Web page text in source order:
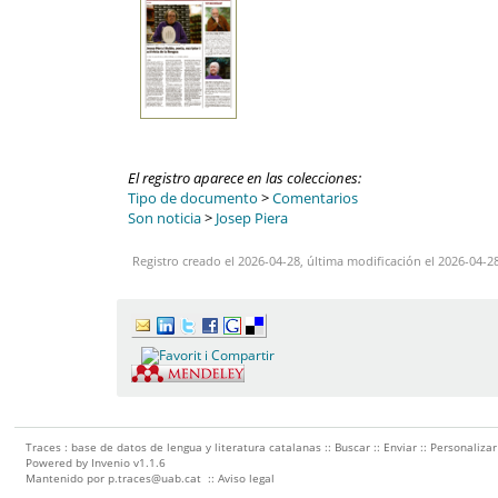
El registro aparece en las colecciones:
Tipo de documento >Comentarios
Son noticia> Josep Piera
Registro creado el 2026-04-28, última modificación el 2026-04-
Traces : base de datos de lengua y literatura catalanas :: Buscar :: Enviar :: Personalizar
Powered by Invenio v1.1.6
Mantenido por p.traces@uab.cat ::Aviso legal